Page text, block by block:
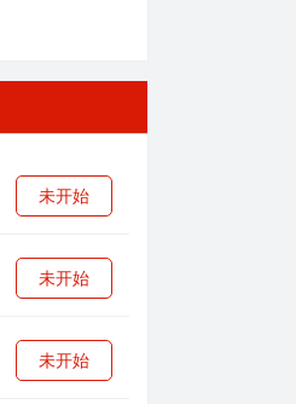
未开始
未开始
未开始